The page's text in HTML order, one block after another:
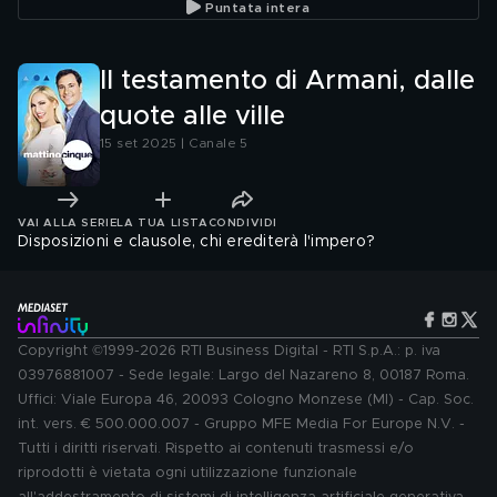
Puntata intera
Il testamento di Armani, dalle
quote alle ville
15 set 2025 | Canale 5
VAI ALLA SERIE LA TUA LISTA CONDIVIDI
Disposizioni e clausole, chi erediterà l'impero?
Copyright ©1999-2026 RTI Business Digital - RTI S.p.A.: p. iva
03976881007 - Sede legale: Largo del Nazareno 8, 00187 Roma.
Uffici: Viale Europa 46, 20093 Cologno Monzese (MI) - Cap. Soc.
int. vers. € 500.000.007 - Gruppo MFE Media For Europe N.V. -
Tutti i diritti riservati. Rispetto ai contenuti trasmessi e/o
riprodotti è vietata ogni utilizzazione funzionale